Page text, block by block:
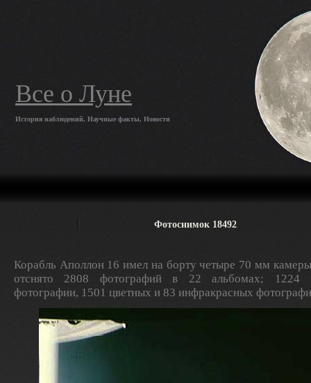
Все о Луне
История наблюдений, Научные факты, Новости
Фотоснимок 18492
Корабль Аполлон 16 имел на борту четыре 70 мм
отснято 2808 фотографий в 22 альбомах; 1224
фотографии, 1501 цветных и 83 инфракрасных